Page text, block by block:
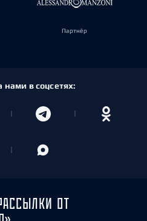
Партнёр
в соцсетях:
ОТ